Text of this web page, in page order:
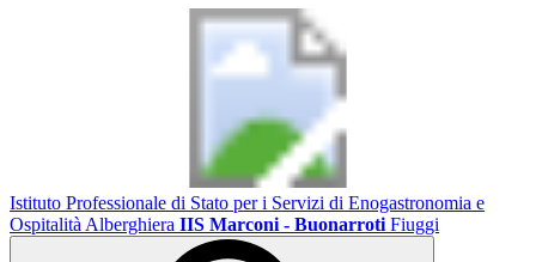
Istituto Professionale di Stato per i Servizi di Enogastronomia e
Ospitalità Alberghiera IIS Marconi - Buonarroti Fiuggi